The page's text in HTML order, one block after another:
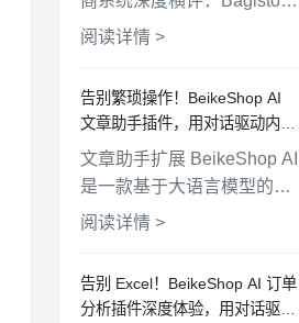
BeikeShop、Aimeos 在安
度全面对比，帮你选出最适
阅读详情 >
告别繁琐操作！BeikeShop AI
文章助手插件，用对话驱动内容
运营
文章助手扩展 BeikeShop AI
是一款基于大语言模型的商
城内容管理插件，支持通过
备沉浸式聊天窗口、细粒度
阅读详情 >
告别 Excel！BeikeShop AI 订单
分析插件深度体验，用对话驱动